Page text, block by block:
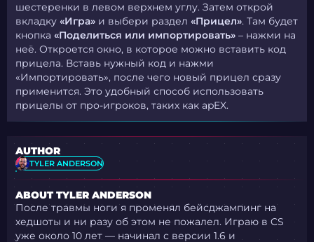
шестеренки в левом верхнем углу. Затем открой
вкладку«Игра» и выбери раздел«Прицел». Там будет
кнопка«Поделиться или импортировать» – нажми на
неё. Откроется окно, в которое можно вставить код
прицела. Вставь нужный код и нажми
«Импортировать», после чего новый прицел сразу
применится. Это удобный способ использовать
прицелы от про-игроков, таких как apEX.
AUTHOR
TYLER ANDERSON
ABOUT TYLER ANDERSON
После травмы ноги я променял бейсджампинг на
хедшоты и ни разу об этом не пожалел. Играю в CS
уже около 10 лет — начинал с версии 1.6 и